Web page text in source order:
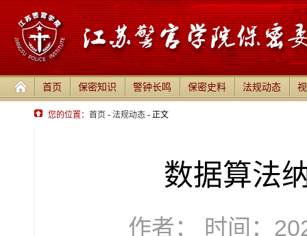
首页 保密知识 警钟长鸣 保密史料 法规动态
您的位置： 首页 - 法规动态 - 正文
数据算法
作者： 时间：